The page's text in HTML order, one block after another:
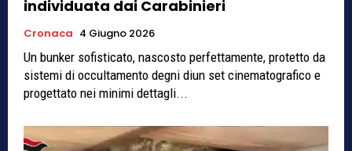
individuata dai Carabinieri
Cronaca 4 Giugno 2026
Un bunker sofisticato, nascosto perfettamente, protetto da
sistemi di occultamento degni diun set cinematografico e
progettato nei minimi dettagli...